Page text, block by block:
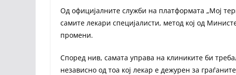
Од официјалните служби на платформата „Мој
самите лекари специјалисти, метод кој од
промени.
Според нив, самата управа на клиниките би
независно од тоа кој лекар е дежурен за